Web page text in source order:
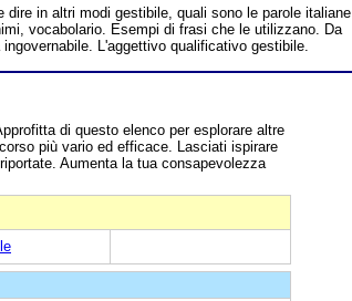
dire in altri modi gestibile, quali sono le parole italiane
vocabolario. Esempi di frasi che le utilizzano. Da
L'aggettivo qualificativo gestibile.
di questo elenco per esplorare altre
più vario ed efficace. Lasciati ispirare
Aumenta la tua consapevolezza